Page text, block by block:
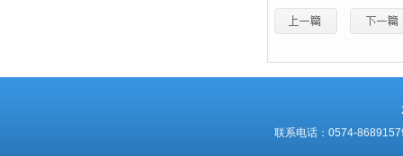
联系电话：0574-